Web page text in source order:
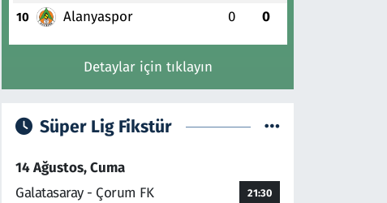
10 Alanyaspor 0 0
Detaylar için tıklayın
Süper Lig Fikstür
14 Ağustos, Cuma
Galatasaray - Çorum FK
21:30